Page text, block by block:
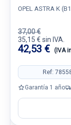
OPEL ASTRA K
37,00 €
35,15 € sin IVA.
42,53 € (IVA
Ref:
Garantía 1 año